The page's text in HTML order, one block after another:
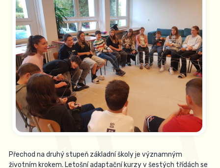
Přechod na druhý stupeň základní školy je významným
životním krokem. Letošní adaptační kurzy v šestých třídách se